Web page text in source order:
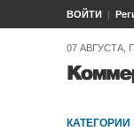
ВОЙТИ
07 АВГУСТА,
КАТЕГОРИИ